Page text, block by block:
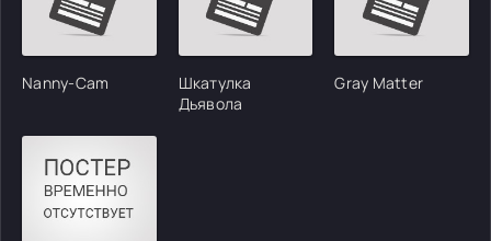
Nanny-Cam
Шкатулка
Дьявола
Gray Matter